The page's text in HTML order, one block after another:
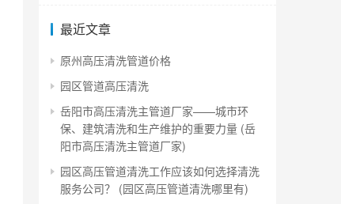
最近文章
原州高压清洗管道价格
园区管道高压清洗
岳阳市高压清洗主管道厂家——城市环
保、建筑清洗和生产维护的重要力量 (岳
阳市高压清洗主管道厂家)
园区高压管道清洗工作应该如何选择清洗
服务公司？ (园区高压管道清洗哪里有)